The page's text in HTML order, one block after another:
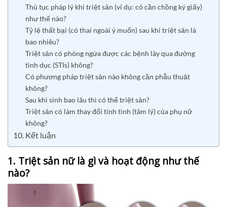
Thủ tục pháp lý khi triệt sản (ví dụ: có cần chồng ký giấy)
như thế nào?
Tỷ lệ thất bại (có thai ngoài ý muốn) sau khi triệt sản là
bao nhiêu?
Triệt sản có phòng ngừa được các bệnh lây qua đường
tình dục (STIs) không?
Có phương pháp triệt sản nào không cần phẫu thuật
không?
Sau khi sinh bao lâu thì có thể triệt sản?
Triệt sản có làm thay đổi tính tình (tâm lý) của phụ nữ
không?
10. Kết luận
1. Triệt sản nữ là gì và hoạt động như thế
nào?